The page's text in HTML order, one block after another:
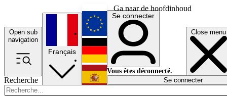
Ga naar de hoofdinhoud
Open sub
navigation
Close menu
Recherche
Français
English
Deutsch
Español
Se connecter
Vous êtes déconnecté.
Se connecter